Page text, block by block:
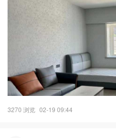
3270 浏览 02-19 09:44